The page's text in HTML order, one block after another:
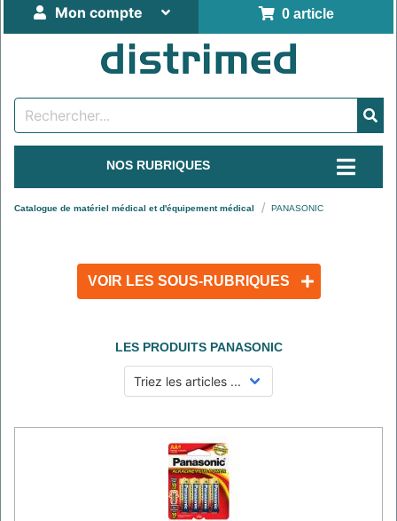
0 article
Mon compte
NOS RUBRIQUES
Catalogue de matériel médical et d'équipement médical PANASONIC
VOIR LES SOUS-RUBRIQUES
LES PRODUITS PANASONIC